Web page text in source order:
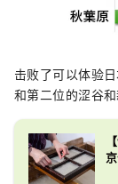
击败了可以体验
和第二位的涩谷